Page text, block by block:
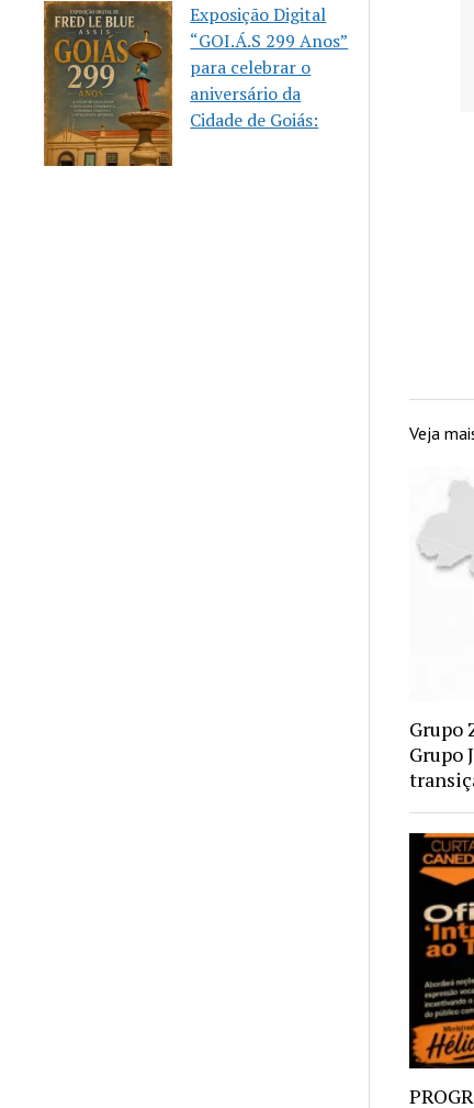
Exposição Digital
“GOI.Á.S 299 Anos”
para celebrar o
aniversário da
Cidade de Goiás:
celebra 10
Casa
Veja
Grupo
Grupo